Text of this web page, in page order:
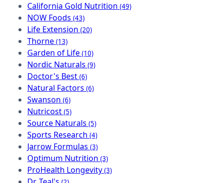
California Gold Nutrition (49)
NOW Foods (43)
Life Extension (20)
Thorne (13)
Garden of Life (10)
Nordic Naturals (9)
Doctor's Best (6)
Natural Factors (6)
Swanson (6)
Nutricost (5)
Source Naturals (5)
Sports Research (4)
Jarrow Formulas (3)
Optimum Nutrition (3)
ProHealth Longevity (3)